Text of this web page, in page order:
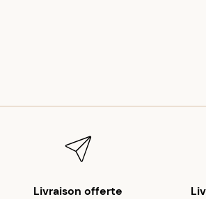
Livraison offerte